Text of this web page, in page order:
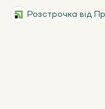
Розстрочка від